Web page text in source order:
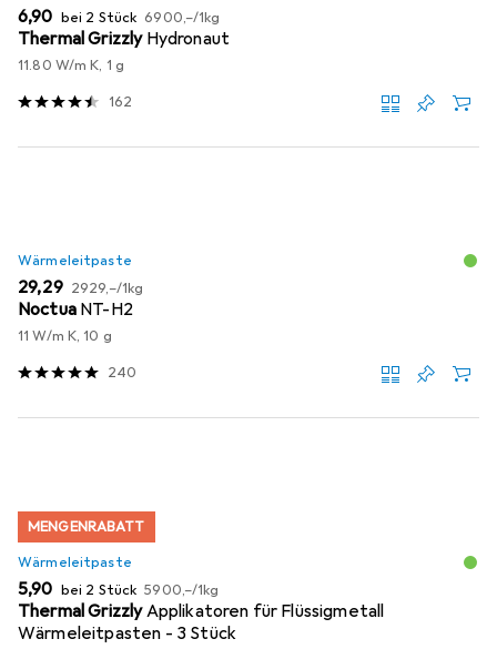
EUR
6,90 bei 2 Stück EUR
6900,–/1kg
Thermal Grizzly Hydronaut
11.80 W/m K, 1 g
162
Wärmeleitpaste
EUR
29,29 EUR
2929,–/1kg
Noctua NT-H2
11 W/m K, 10 g
240
MENGENRABATT
Wärmeleitpaste
EUR
5,90 bei 2 Stück EUR
5900,–/1kg
Thermal GrizzlyApplikatoren für Flüssigmetall
Wärmeleitpasten - 3 Stück